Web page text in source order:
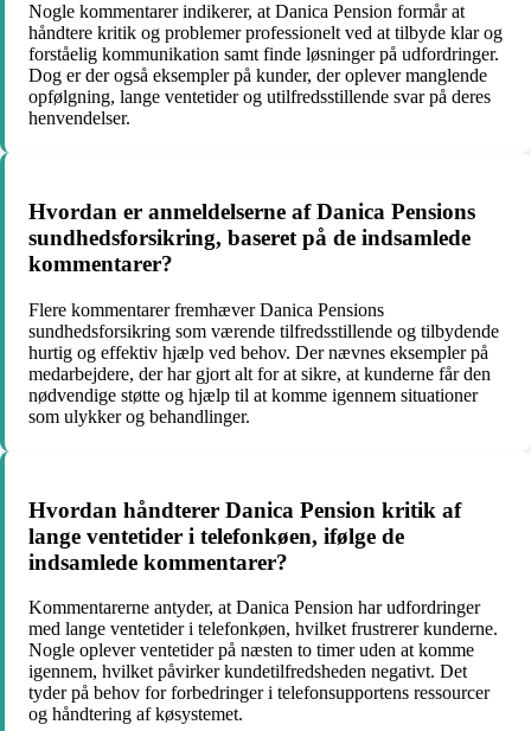
Nogle kommentarer indikerer, at Danica Pension formår at
håndtere kritik og problemer professionelt ved at tilbyde klar og
forståelig kommunikation samt finde løsninger på udfordringer.
Dog er der også eksempler på kunder, der oplever manglende
opfølgning, lange ventetider og utilfredsstillende svar på deres
henvendelser.
Hvordan er anmeldelserne af Danica Pensions
sundhedsforsikring, baseret på de indsamlede
kommentarer?
Flere kommentarer fremhæver Danica Pensions
sundhedsforsikring som værende tilfredsstillende og tilbydende
hurtig og effektiv hjælp ved behov. Der nævnes eksempler på
medarbejdere, der har gjort alt for at sikre, at kunderne får den
nødvendige støtte og hjælp til at komme igennem situationer
som ulykker og behandlinger.
Hvordan håndterer Danica Pension kritik af
lange ventetider i telefonkøen, ifølge de
indsamlede kommentarer?
Kommentarerne antyder, at Danica Pension har udfordringer
med lange ventetider i telefonkøen, hvilket frustrerer kunderne.
Nogle oplever ventetider på næsten to timer uden at komme
igennem, hvilket påvirker kundetilfredsheden negativt. Det
tyder på behov for forbedringer i telefonsupportens ressourcer
og håndtering af køsystemet.